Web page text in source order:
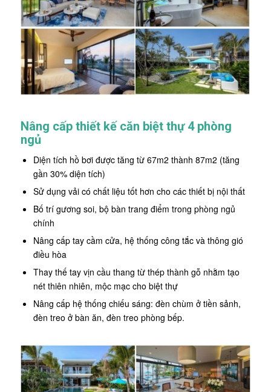
Nâng cấp thiết kế căn biệt thự 4 phòng
ngủ
Diện tích hồ bơi được tăng từ 67m2 thành 87m2 (tăng
gần 30% diện tích)
Sử dụng vải có chất liệu tốt hơn cho các thiết bị nội thất
Bố trí gương soi, bộ bàn trang điểm trong phòng ngủ
chính
Nâng cấp tay cầm cửa, hệ thống công tắc và thông gió
điều hòa
Thay thế tay vịn cầu thang từ thép thành gỗ nhằm tạo
nét thiên nhiên, mộc mạc cho biệt thự
Nâng cấp hệ thống chiếu sáng: đèn chùm ở tiền sảnh,
đèn treo ở bàn ăn, đèn treo phòng bếp.